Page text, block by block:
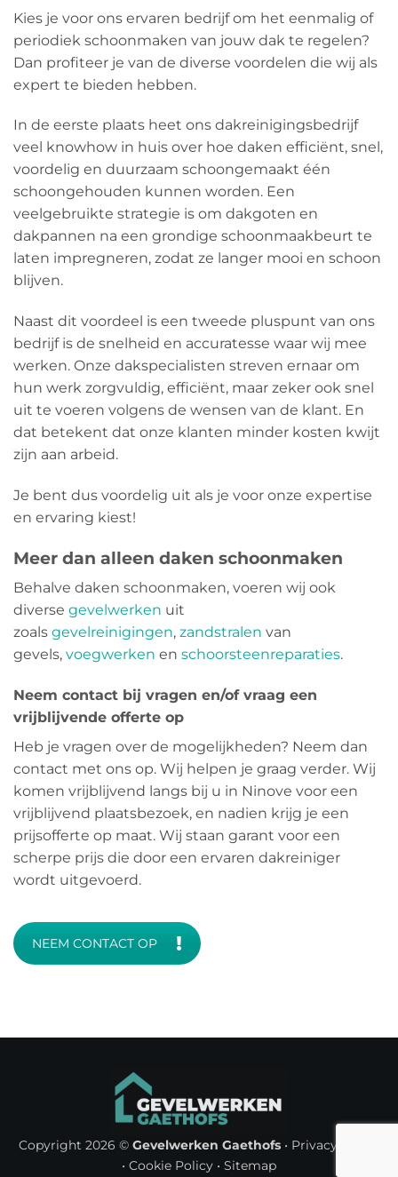
Kies je voor ons ervaren bedrijf om het eenmalig of
periodiek schoonmaken van jouw dak te regelen?
Dan profiteer je van de diverse voordelen die wij als
expert te bieden hebben.
In de eerste plaats heet ons dakreinigingsbedrijf
veel knowhow in huis over hoe daken efficiënt, snel,
voordelig en duurzaam schoongemaakt één
schoongehouden kunnen worden. Een
veelgebruikte strategie is om dakgoten en
dakpannen na een grondige schoonmaakbeurt te
laten impregneren, zodat ze langer mooi en schoon
blijven.
Naast dit voordeel is een tweede pluspunt van ons
bedrijf is de snelheid en accuratesse waar wij mee
werken. Onze dakspecialisten streven ernaar om
hun werk zorgvuldig, efficiënt, maar zeker ook snel
uit te voeren volgens de wensen van de klant. En
dat betekent dat onze klanten minder kosten kwijt
zijn aan arbeid.
Je bent dus voordelig uit als je voor onze expertise
en ervaring kiest!
Meer dan alleen daken schoonmaken
Behalve daken schoonmaken, voeren wij ook
diverse gevelwerken uit
zoals gevelreinigingen, zandstralen van
gevels, voegwerken en schoorsteenreparaties.
Neem contact bij vragen en/of vraag een
vrijblijvende offerte op
Heb je vragen over de mogelijkheden? Neem dan
contact met ons op. Wij helpen je graag verder. Wij
komen vrijblijvend langs bij u in Ninove voor een
vrijblijvend plaatsbezoek, en nadien krijg je een
prijsofferte op maat. Wij staan garant voor een
scherpe prijs die door een ervaren dakreiniger
wordt uitgevoerd.
NEEM CONTACT OP
Copyright 2026 © Gevelwerken Gaethofs • Privacy Policy
• Cookie Policy • Sitemap